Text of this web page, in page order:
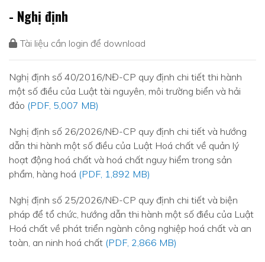
- Nghị định
Tài liệu cần login để download
Nghị định số 40/2016/NĐ-CP quy định chi tiết thi hành
một số điều của Luật tài nguyên, môi trường biển và hải
đảo (PDF, 5,007 MB)
Nghị định số 26/2026/NĐ-CP quy định chi tiết và hướng
dẫn thi hành một số điều của Luật Hoá chất về quản lý
hoạt động hoá chất và hoá chất nguy hiểm trong sản
phẩm, hàng hoá (PDF, 1,892 MB)
Nghị định số 25/2026/NĐ-CP quy định chi tiết và biện
pháp để tổ chức, hướng dẫn thi hành một số điều của Luật
Hoá chất về phát triển ngành công nghiệp hoá chất và an
toàn, an ninh hoá chất (PDF, 2,866 MB)